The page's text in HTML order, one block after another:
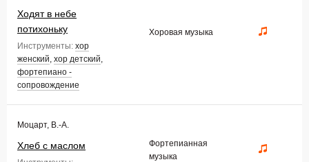
Ходят в небе
потихоньку
Инструменты: хор
женский, хор детский,
фортепиано -
сопровождение
Хоровая музыка
Моцарт, В.-А.
Хлеб с маслом
Фортепианная
музыка